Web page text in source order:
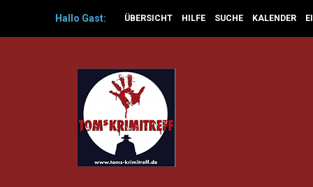
Hallo Gast: ÜBERSICHT HILFE SUCHE KALENDER